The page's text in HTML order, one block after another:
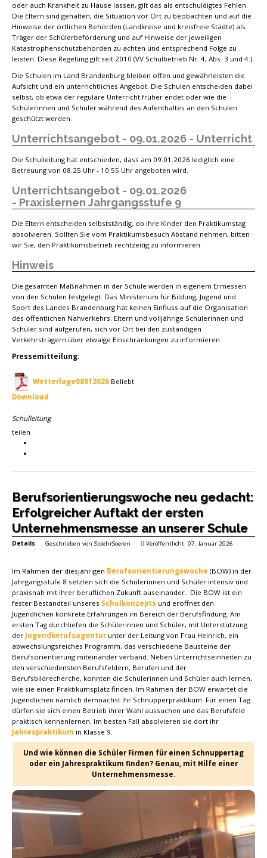
oder auch Krankheit zu Hause lassen, gilt das als entschuldigtes Fehlen.
Die Eltern sind gehalten, die Situation vor Ort zu beobachten und auf die
Hinweise der örtlichen Behörden (Landkreise und kreisfreie Städte) als
Träger der Schülerbeförderung und auf Hinweise der jeweiligen
Katastrophenschutzbehörden zu achten und entsprechend Folge zu
leisten. Diese Regelung gilt seit 2010 (VV Schulbetrieb Nr. 4, Abs. 3 und 4.)
Die Schulen im Land Brandenburg bleiben offen und gewährleisten die
Aufsicht und ein unterrichtliches Angebot. Die Schulen entscheiden dabei
selbst, ob etwa der reguläre Unterricht früher endet oder wie die
Schülerinnen und Schüler während des Aufenthaltes an den Schulen
geschützt werden.
Unterrichtsangebot - 09.01.2026 - Unterricht
Die Schulleitung hat entschieden, dass am 09.01.2026 lediglich eine
Betreuung von 08.25 Uhr - 10.55 Uhr angeboten wird.
Unterrichtsangebot - 09.01.2026
- Praxislernen Jahrgangsstufe 9
Die Eltern entscheiden selbstständig, ob ihre Kinder den Praktikumstag
absolvieren. Sollten Sie vom Praktikumsbesuch Abstand nehmen, bitten
wir Sie, den Praktikumsbetrieb rechtzeitig zu informieren.
Hinweis
Die gesamten Maßnahmen in der Schule werden in eigenem Ermessen
von den Schulen festgelegt. Das Ministerium für Bildung, Jugend und
Sport des Landes Brandenburg hat keinen Einfluss auf die Organisation
des öffentlichen Nahverkehrs. Eltern und volljährige Schülerinnen und
Schüler sind aufgerufen, sich vor Ort bei den zuständigen
Verkehrsträgern über etwaige Einschränkungen zu informieren.
Pressemitteilung:
Wetterlage08012026 Beliebt
Download
Schulleitung
teilen
Berufsorientierungswoche neu gedacht:
Erfolgreicher Auftakt der ersten
Unternehmensmesse an unserer Schule
Details Geschrieben von StoehrSoeren Veröffentlicht: 07. Januar 2026
Im Rahmen der diesjährigen Berufsorientierungswoche (BOW) in der
Jahrgangsstufe 8 setzten sich die Schülerinnen und Schüler intensiv und
praxisnah mit ihrer beruflichen Zukunft auseinander. Die BOW ist ein
fester Bestandteil unseres Schulkonzepts und eröffnet den
Jugendlichen konkrete Erfahrungen im Bereich der Berufsfindung. Am
ersten Tag durchliefen die Schülerinnen und Schüler, mit Unterstützung
der Jugendberufsagentur unter der Leitung von Frau Heinrich, ein
abwechslungsreiches Programm, das verschiedene Bausteine der
Berufsorientierung miteinander verband. Neben Unterrichtseinheiten zu
den verschiedensten Berufsfeldern, Berufen und der
Berufsbildrecherche, konnten die Schülerinnen und Schüler auch lernen,
wie sie einen Praktikumsplatz finden. Im Rahmen der BOW erwartet die
Jugendlichen nämlich demnächst ihr Schnupperpraktikum. Für einen Tag
dürfen sie sich einen Betrieb ihrer Wahl aussuchen und das Berufsfeld
praktisch kennenlernen. Im besten Fall absolvieren sie dort ihr
Jahrespraktikum in Klasse 9.
Und wie können die Schüler Firmen für einen Schnuppertag
oder ein Jahrespraktikum finden? Genau, mit Hilfe einer
Unternehmensmesse.